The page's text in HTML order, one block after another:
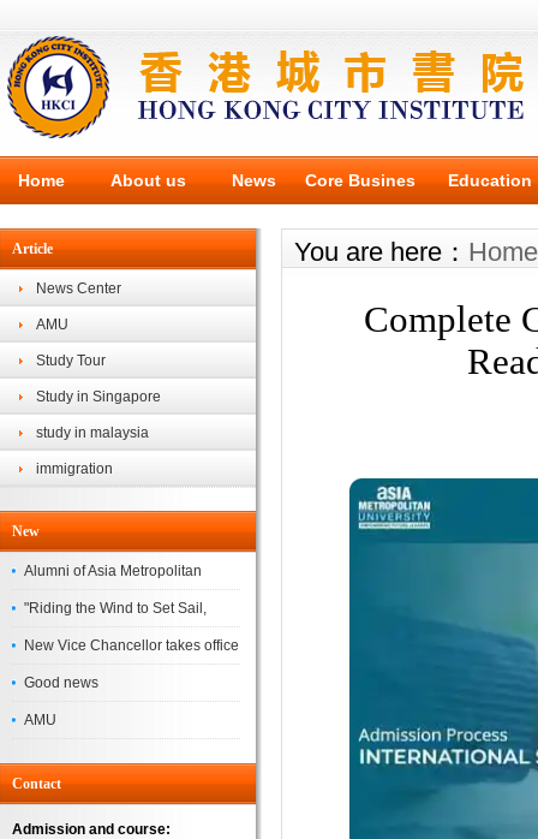
Home About us News Core Busines Education
Article
News Center
AMU
Study Tour
Study in Singapore
study in malaysia
immigration
New
Alumni of Asia Metropolitan
University Successfully
Complete the
"Riding the Wind to Set Sail,
Jointly Painting a New Blueprint"
– Asia Metropolitan University's
2026 annual conference
New Vice Chancellor takes office
Good news
AMU
Contact
Admission and course:
You are here： Home
Complete